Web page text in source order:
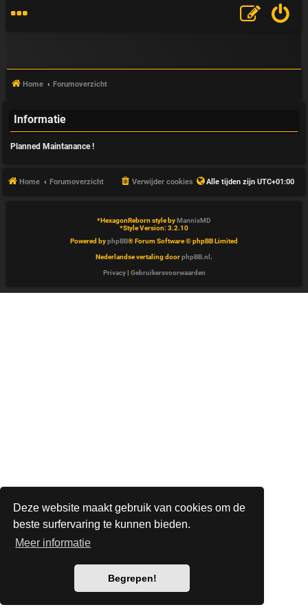
Deze website maakt gebruik van cookies om de
beste surfervaring te kunnen bieden.
Meer informatie
Begrepen!
V
A
Home Forumoverzicht
Informatie
Planned Maintanance !
Home Forumoverzicht Alle tijden zijn UTC+01:00
Verwijder cookies
*HexagonReborn style byMannixMD
*Style Version: 3.2.10
Powered byphpBB® Forum Software © phpBB Limited
Nederlandse vertaling doorphpBB.nl .
Privacy| Gebruikersvoorwaarden